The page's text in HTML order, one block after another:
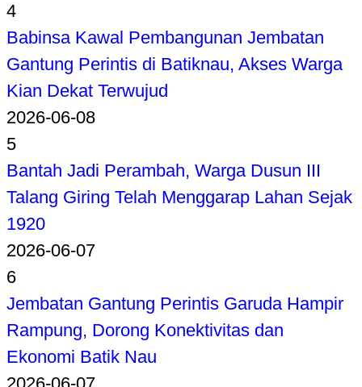
4
Babinsa Kawal Pembangunan Jembatan
Gantung Perintis di Batiknau, Akses Warga
Kian Dekat Terwujud
2026-06-08
5
Bantah Jadi Perambah, Warga Dusun III
Talang Giring Telah Menggarap Lahan Sejak
1920
2026-06-07
6
Jembatan Gantung Perintis Garuda Hampir
Rampung, Dorong Konektivitas dan
Ekonomi Batik Nau